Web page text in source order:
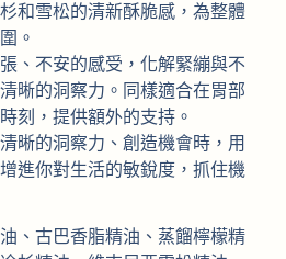
和雪松的清新酥脆感，為整體
。
、不安的感受，化解緊繃與不
晰的洞察力。同樣適合在胃部
刻，提供額外的支持。
晰的洞察力、創造機會時，用
進你對生活的敏銳度，抓住機
、古巴香脂精油、蒸餾檸檬精